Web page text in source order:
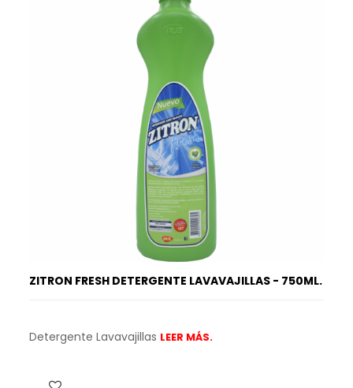
ZITRON FRESH DETERGENTE LAVAVAJILLAS - 750ML.
Detergente Lavavajillas LEER MÁS.